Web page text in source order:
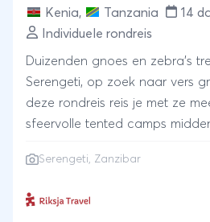
Kenia, Tanzania
14
Individuele rondreis
Duizenden gnoes en zebra’s
Serengeti, op zoek naar vers
deze rondreis reis je met ze
sfeervolle tented camps
safari-avontuur vlieg je naar
en relaxen aan de oostkust.
onvergetelijke
Serengeti, Zanzibar